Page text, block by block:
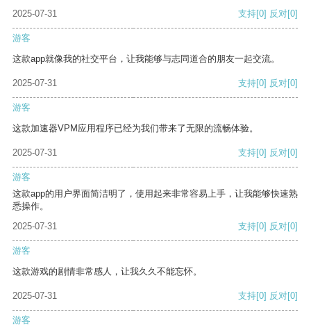
2025-07-31
支持[0] 反对[0]
游客
这款app就像我的社交平台，让我能够与志同道合的朋友一起交流。
2025-07-31 支持[0] 反对[0]
游客
这款加速器VPM应用程序已经为我们带来了无限的流畅体验。
2025-07-31 支持[0] 反对[0]
游客
这款app的用户界面简洁明了，使用起来非常容易上手，让我能够快速熟
悉操作。
2025-07-31
支持[0] 反对[0]
游客
这款游戏的剧情非常感人，让我久久不能忘怀。
2025-07-31 支持[0] 反对[0]
游客